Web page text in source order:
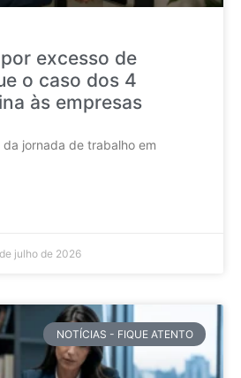
excesso de
o caso dos 4
às empresas
jornada de trabalho em
julho de 2026
NOTÍCIAS - FIQUE ATENTO